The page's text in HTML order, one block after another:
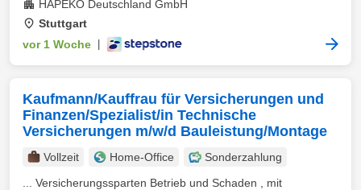
HAPEKO Deutschland GmbH
Stuttgart
vor 1 Woche
Kaufmann/Kauffrau für Versicherungen und
Finanzen/Spezialist/in Technische
Versicherungen m/w/d Bauleistung/Montage
Vollzeit Home-Office
Sonderzahlung
... Versicherungssparten Betrieb und Schaden , mit